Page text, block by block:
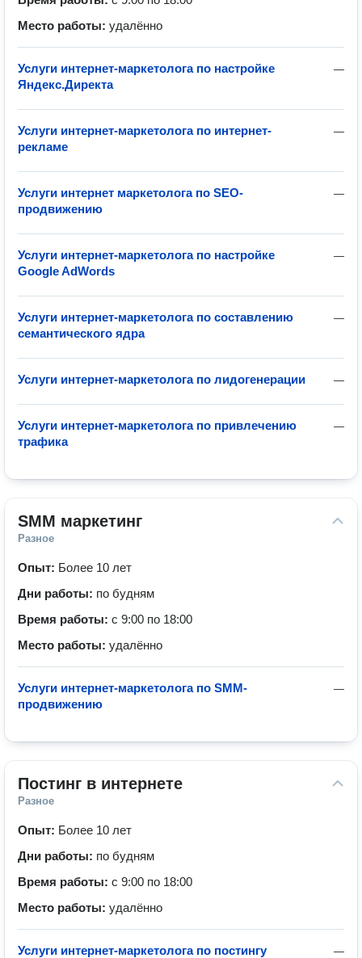
Место работы: удалённо
—
Услуги интернет-маркетолога по настройке
Яндекс.Директа
—
Услуги интернет-маркетолога по интернет-
рекламе
—
Услуги интернет маркетолога по SEO-
продвижению
—
Услуги интернет-маркетолога по настройке
Google AdWords
—
Услуги интернет-маркетолога по составлению
семантического ядра
—
Услуги интернет-маркетолога по лидогенерации
—
Услуги интернет-маркетолога по привлечению
трафика
SMM маркетинг
Разное
Опыт: Более 10 лет
Дни работы: по будням
Время работы: с 9:00 по 18:00
Место работы: удалённо
—
Услуги интернет-маркетолога по SMM-
продвижению
Постинг в интернете
Разное
Опыт: Более 10 лет
Дни работы: по будням
Время работы: с 9:00 по 18:00
Место работы: удалённо
—
Услуги интернет-маркетолога по постингу